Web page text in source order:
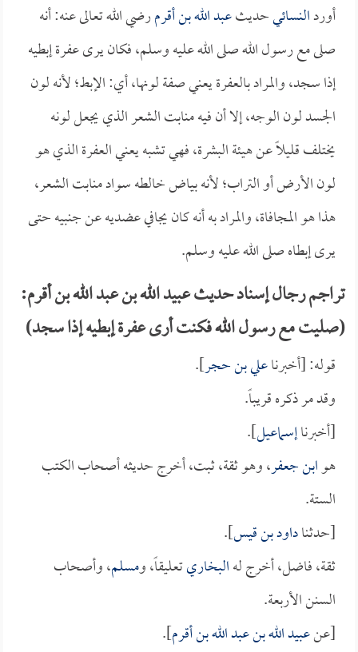
أوردالنسائيحديثعبد الله بن أقرمرضي الله تعالى عنه: أنه
صلى مع رسول الله صلى الله عليه وسلم، فكان يرى عفرة إبطيه
إذا سجد، والمراد بالعفرة يعني صفة لونها، أي: الإبط؛ لأنه لون
الجسد لون الوجه، إلا أن فيه منابت الشعر الذي يجعل لونه
يختلف قليلاً عن هيئة البشرة، فهي تشبه يعني العفرة الذي هو
لون الأرض أو التراب؛ لأنه بياض خالطه سواد منابت الشعر،
هذا هو المجافاة، والمراد به أنه كان يجافي عضديه عن جنبيه حتى
يرى إبطاه صلى الله عليه وسلم.
تراجم رجال إسناد حديث عبيد الله بن عبد الله بن أقرم:
(صليت مع رسول الله فكنت أرى عفرة إبطيه إذا سجد)
قوله: [أخبرناعلي بن حجر].
وقد مر ذكره قريباً.
[أخبرناإسماعيل].
هوابن جعفر، وهو ثقة، ثبت، أخرج حديثه أصحاب الكتب
الستة.
[حدثناداود بن قيس].
ثقة، فاضل، أخرج لهالبخاريتعليقاً، ومسلم، وأصحاب
السنن الأربعة.
[عنعبيد الله بن عبد الله بن أقرم].